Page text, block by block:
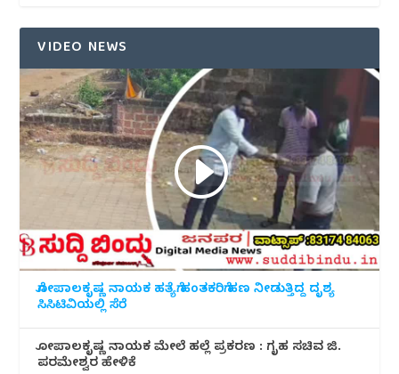
VIDEO NEWS
ಗೋಪಾಲಕೃಷ್ಣ ನಾಯಕ ಹತ್ಯೆಗೆ ಹಂತಕರಿಗೆ ಹಣ ನೀಡುತ್ತಿದ್ದ ದೃಶ್ಯ
ಸಿಸಿಟಿವಿಯಲ್ಲಿ ಸೆರೆ
ಗೋಪಾಲಕೃಷ್ಣ ನಾಯಕ ಮೇಲೆ ಹಲ್ಲೆ ಪ್ರಕರಣ : ಗೃಹ ಸಚಿವ ಜಿ.
ಪರಮೇಶ್ವರ ಹೇಳಿಕೆ